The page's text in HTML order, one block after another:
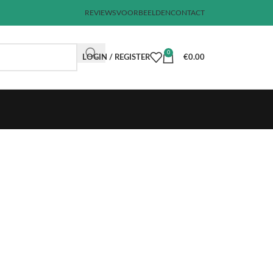
REVIEWSVOORBEELDENCONTACT
LOGIN / REGISTER
0
€0.00